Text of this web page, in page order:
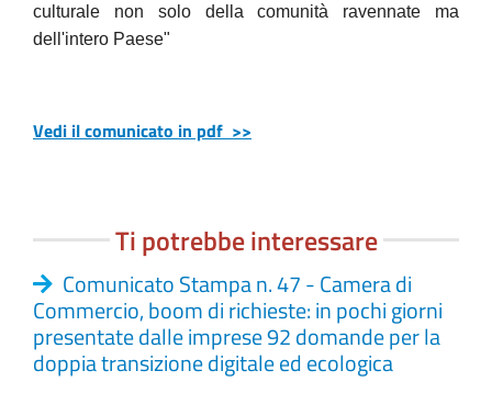
culturale non solo della comunità ravennate ma
dell'intero Paese"
Vedi il comunicato in pdf >>
Ti potrebbe interessare
Comunicato Stampa n. 47 - Camera di
Commercio, boom di richieste: in pochi giorni
presentate dalle imprese 92 domande per la
doppia transizione digitale ed ecologica